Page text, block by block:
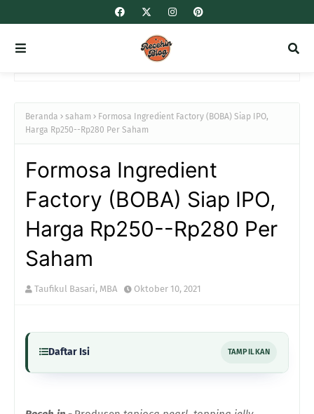
Beranda saham
Formosa Ingredient Factory (BOBA) Siap IPO,
Harga Rp250--Rp280 Per Saham
Formosa Ingredient
Factory (BOBA) Siap IPO,
Harga Rp250--Rp280 Per
Saham
Taufikul Basari, MBA Oktober 10, 2021
Daftar Isi TAMPILKAN